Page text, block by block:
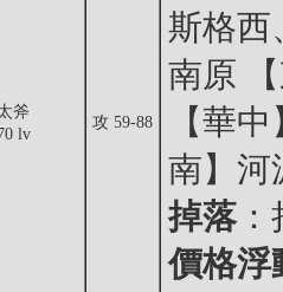
斧
lv
攻 59-88
斯格西
南原
【華
南】河
掉落：
價格浮